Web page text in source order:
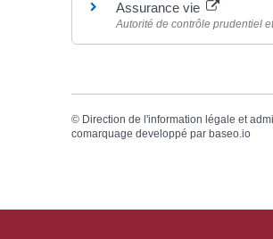
Assurance vie
Autorité de contrôle prudentiel
© Direction de l'information légale et
comarquage developpé par baseo.io